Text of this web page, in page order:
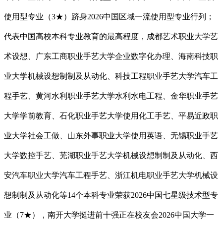
使用型专业（3★）跻身2026中国区域一流使用型专业行列；
代表中国高校本科专业教育的最高程度，成都艺术职业大学艺
术设想、广东工商职业手艺大学企业数字化办理、海南科技职
业大学机械设想制制及从动化、科技工程职业手艺大学汽车工
程手艺、黄河水利职业手艺大学水利水电工程、金华职业手艺
大学学前教育、石化职业手艺大学使用化工手艺、平易近政职
业大学社会工做、山东外事职业大学使用英语、无锡职业手艺
大学数控手艺、芜湖职业手艺大学机械设想制制及从动化、西
安汽车职业大学汽车工程手艺、浙江机电职业手艺大学机械设
想制制及从动化等14个本科专业荣获2026中国七星级技术型专
业（7★），南开大学挺进前十强正在校友会2026中国大学一